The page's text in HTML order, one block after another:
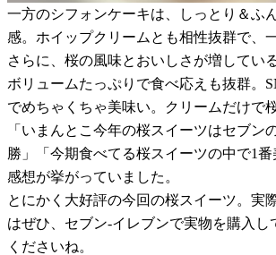
一方のシフォンケーキは、しっとり＆ふ
感。ホイップクリームとも相性抜群で、
さらに、桜の風味とおいしさが増してい
ボリュームたっぷりで食べ応えも抜群。
でめちゃくちゃ美味い。クリームだけで
「いまんとこ今年の桜スイーツはセブン
勝」「今期食べてる桜スイーツの中で1
感想が挙がっていました。
とにかく大好評の今回の桜スイーツ。実
はぜひ、セブン-イレブンで実物を購入し
くださいね。